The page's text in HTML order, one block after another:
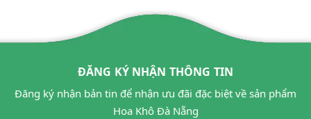
ĐĂNG KÝ NHẬN THÔNG TIN
Đăng ký nhận bản tin để nhận ưu đãi đặc biệt về sản phẩm
Hoa Khô Đà Nẵng